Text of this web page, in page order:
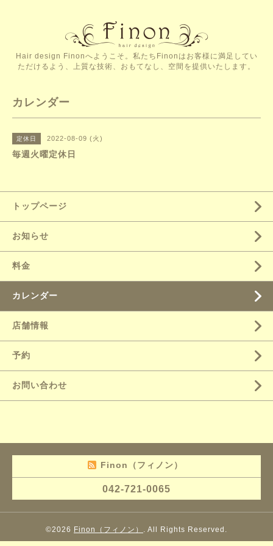
Hair design Finonへようこそ。私たちFinonはお客様に満足してい
ただけるよう、上質な技術、おもてなし、空間を提供いたします。
カレンダー
定休日 2022-08-09 (火)
毎週火曜定休日
トップページ
お知らせ
料金
カレンダー
店舗情報
予約
お問い合わせ
Finon（フィノン）
042-721-0065
©2026 Finon（フィノン） . All Rights Reserved.